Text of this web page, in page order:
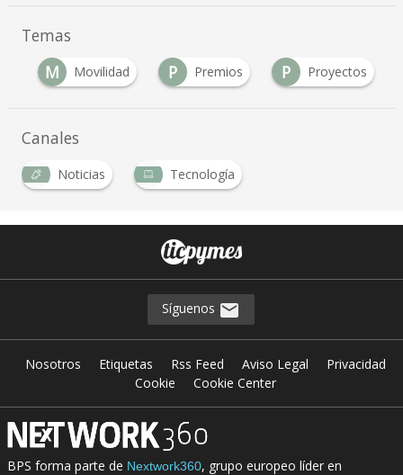
Temas
M Movilidad P Premios P Proyectos
Canales
Noticias Tecnología
Síguenos
Nosotros Etiquetas Rss Feed Aviso Legal
Privacidad
Cookie
Cookie Center
BPS forma parte de Nextwork360, grupo europeo líder en